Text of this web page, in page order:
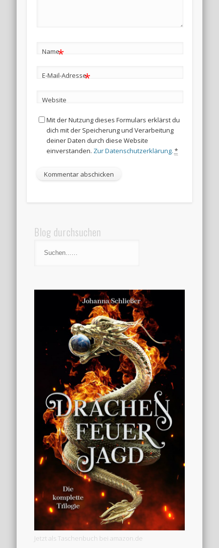
Name*
E-Mail-Adresse*
Website
Mit der Nutzung dieses Formulars erklärst du
dich mit der Speicherung und Verarbeitung
deiner Daten durch diese Website
einverstanden. Zur Datenschutzerklärung. *
Blog durchsuchen
Jetzt als Taschenbuch bei amazon.de